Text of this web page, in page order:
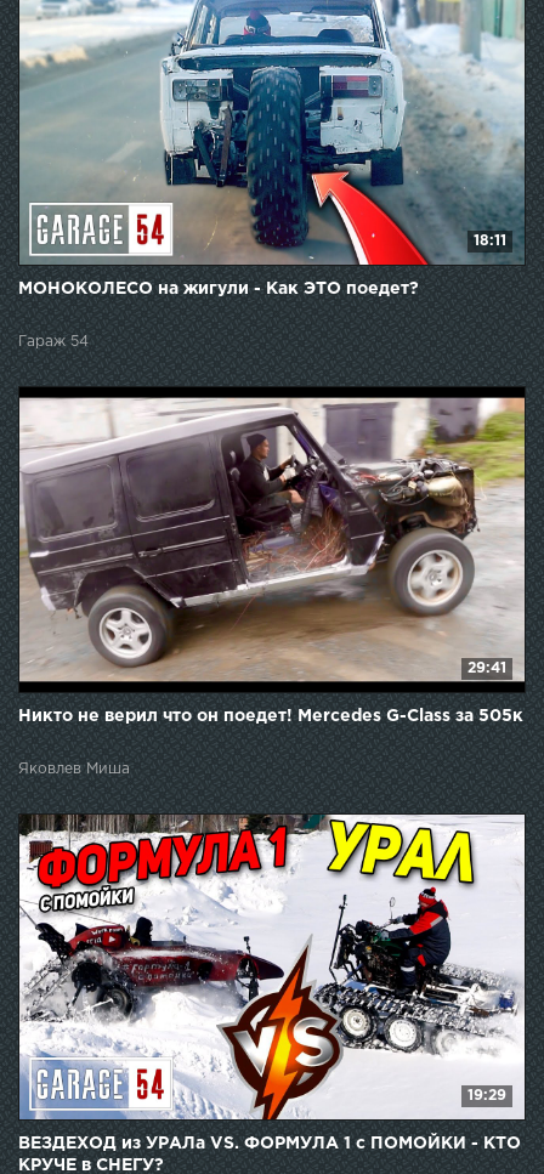
18:11
МОНОКОЛЕСО на жигули - Как ЭТО поедет?
Гараж 54
29:41
Никто не верил что он поедет! Mercedes G-Class за 505к
Яковлев Миша
19:29
ВЕЗДЕХОД из УРАЛа VS. ФОРМУЛА 1 c ПОМОЙКИ - КТО
КРУЧЕ в СНЕГУ?